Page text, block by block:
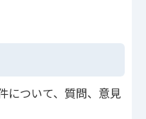
について、質問、意見